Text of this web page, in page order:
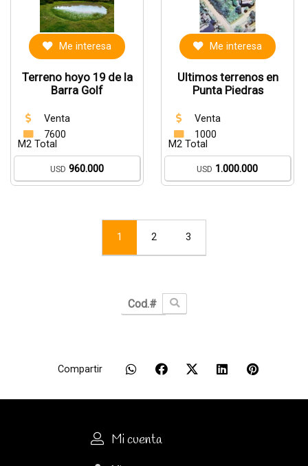
Me interesa
Terreno hoyo 19 de la
Barra Golf
Venta
7600
M2 Total
USD 960.000
Me interesa
Ultimos terrenos en
Punta Piedras
Venta
1000
M2 Total
USD 1.000.000
1 2 3
Compartir
Mi cuenta